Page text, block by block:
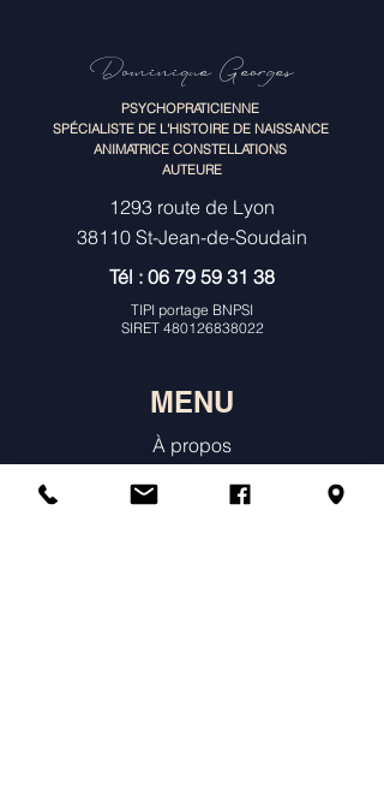
Dominique Georges
PSYCHOPRATICIENNE
SPÉCIALISTE DE L'HISTOIRE DE NAISSANCE
ANIMATRICE CONSTELLATIONS
AUTEURE
1293 route de Lyon
38110 St-Jean-de-Soudain
Tél : 06 79 59 31 38
TIPI portage BNPSI
SIRET 480126838022
MENU
À propos
Consultations Individuelles & Histoire
de Naissance